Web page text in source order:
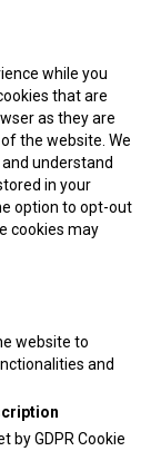
while you
that are
as they are
the website. We
understand
in your
option to opt-out
cookies may
website to
and
by GDPR Cookie